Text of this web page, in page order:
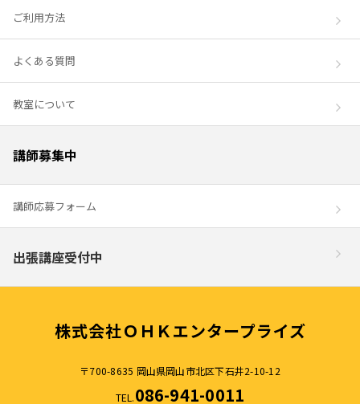
株式会社ＯＨＫエンタープライズ
〒700-8635 岡山県岡山市北区下石井2-10-12
TEL.086-941-0011
ご利用方法
よくある質問
教室について
講師募集中
講師応募フォーム
出張講座受付中